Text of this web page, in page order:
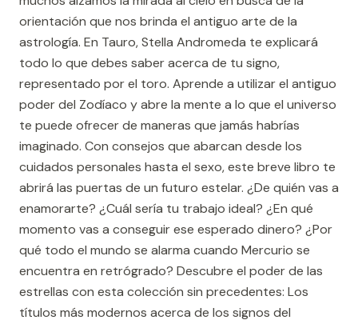
orientación que nos brinda el antiguo arte de la
astrología. En Tauro, Stella Andromeda te explicará
todo lo que debes saber acerca de tu signo,
representado por el toro. Aprende a utilizar el antiguo
poder del Zodíaco y abre la mente a lo que el universo
te puede ofrecer de maneras que jamás habrías
imaginado. Con consejos que abarcan desde los
cuidados personales hasta el sexo, este breve libro te
abrirá las puertas de un futuro estelar. ¿De quién vas a
enamorarte? ¿Cuál sería tu trabajo ideal? ¿En qué
momento vas a conseguir ese esperado dinero? ¿Por
qué todo el mundo se alarma cuando Mercurio se
encuentra en retrógrado? Descubre el poder de las
estrellas con esta colección sin precedentes: Los
títulos más modernos acerca de los signos del